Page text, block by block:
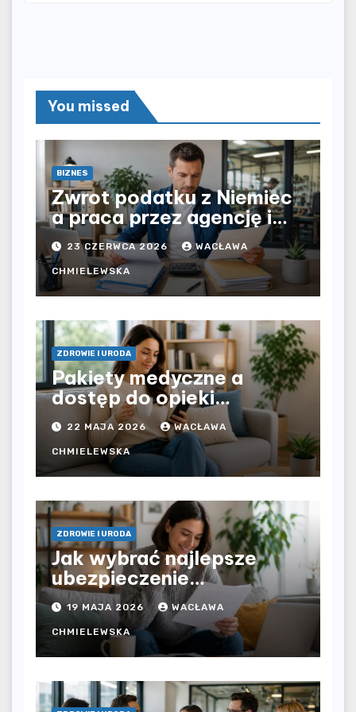
You missed
BIZNES
Zwrot podatku z Niemiec
a praca przez agencję i
bezpośrednio u
pracodawcy – jak
rozliczyć oba źródła
dochodu?
23 CZERWCA 2026 WACŁAWA
CHMIELEWSKA
ZDROWIE I URODA
Pakiety medyczne a
dostęp do opieki
zdrowotnej bez
ograniczeń czasowych –
czy prywatna opieka daje
większą swobodę?
22 MAJA 2026 WACŁAWA
CHMIELEWSKA
ZDROWIE I URODA
Jak wybrać najlepsze
ubezpieczenie
komunikacyjne i uniknąć
kosztownych błędów?
19 MAJA 2026 WACŁAWA
CHMIELEWSKA